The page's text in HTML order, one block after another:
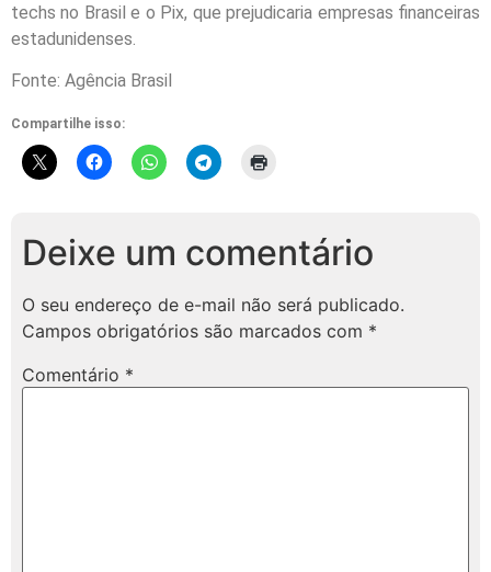
techs no Brasil e o Pix, que prejudicaria empresas financeiras
estadunidenses.
Fonte: Agência Brasil
Compartilhe isso:
Deixe um comentário
O seu endereço de e-mail não será publicado.
Campos obrigatórios são marcados com *
Comentário *